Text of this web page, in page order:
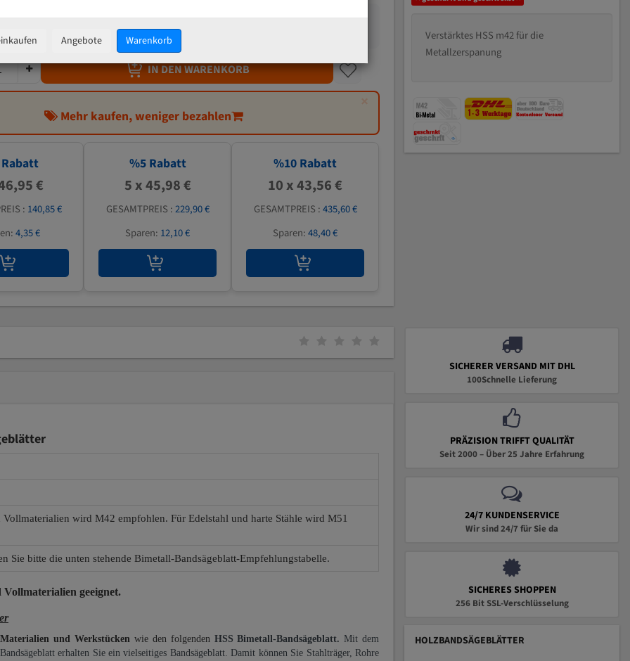
48,40 €
zzgl.Versandkosten
IN DEN WARENKORB
×
Mehr kaufen, weniger bezahlen
€
: 140,85 €
4,35 €
%5Rabatt
5 x 45,98 €
GESAMTPREIS :229,90 €
Sparen: 12,10 €
%10 Rabatt
10 x 43,56 €
GESAMTPREIS :435,60 €
Sparen:48,40 €
Verstärktes HSS m42 für die
Metallzerspanung
wird M42 empfohlen. Für Edelstahl und harte Stähle wird M51
Sie bitte die unten stehende Bimetall-Bandsägeblatt-Empfehlungstabelle.
geeignet.
und Werkstücken wie den folgenden HSS Bimetall-Bandsägeblatt. Mit dem
erhalten Sie ein vielseitiges Bandsägeblatt. Damit können Sie Stahlträger, Rohre
SICHERER VERSAND MIT DHL
100Schnelle Lieferung
PRÄZISION TRIFFT QUALITÄT
Seit 2000 – Über 25 Jahre Erfahrung
24/7 KUNDENSERVICE
Wir sind 24/7 für Sie da
SICHERES SHOPPEN
256 Bit SSL-Verschlüsselung
HOLZBANDSÄGEBLÄTTER
Angebote Warenkorb